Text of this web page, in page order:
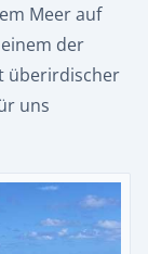
Meer auf
der
überirdischer
uns